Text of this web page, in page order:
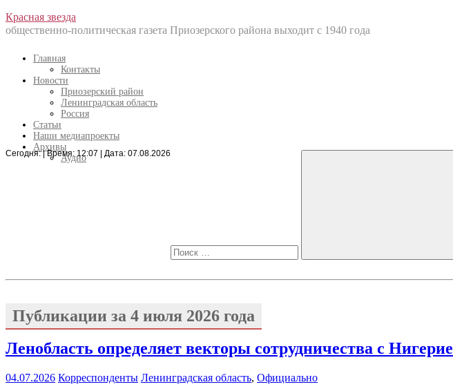
Перейти
к
Красная звезда
общественно-политическая газета Приозерского района выходит с 1940 года
Главная
Контакты
Новости
Приозерский район
Ленинградская область
Россия
Статьи
Наши медиапроекты
Архивы
Аудио
Сегодня: | Время: 12:07 | Дата: 07.08.2026
Искать
Публикации за 4 июля 2026 года
Ленобласть определяет векторы сотрудничества с
04.07.2026 Корреспонденты Ленинградская область, Официально